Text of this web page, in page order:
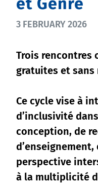
3 FEBRUARY 2026
Trois rencontres
gratuites et sans
Ce cycle vise à
d’inclusivité
conception, de
perspective
à la multiplicité